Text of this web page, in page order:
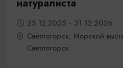
натуралиста
25.12.2025 - 31.12.2026
Светлогорск, Морской
Светлогорск